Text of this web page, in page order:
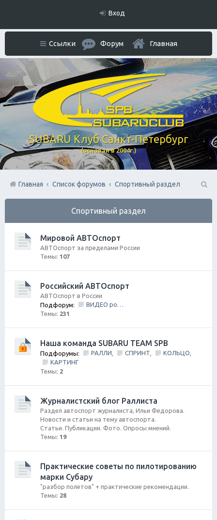
Вход
SUBARU Клуб Санкт-Петербург
(основан в 2004г.)
Ссылки Форум Главная
Главная Список форумов
Спортивный раздел
П
Спортивный раздел
Мировой АВТОспорт
АВТОспорт за пределами России
Темы: 107
Российский АВТОспорт
АВТОспорт в России
Подфорум:
ВИДЕО ролики и фильмы
Темы: 231
Наша команда SUBARU TEAM SPB
Подфорумы: РАЛЛИ, СПРИНТ, КОЛЬЦО,
КАРТИНГ
Темы: 2
Журналистский блог Раллиста
Раздел автоспорт журналиста, Ильи Федорова.
Новости и статьи на тему автоспорта.
Статьи. Публикации. Фото. Опросы мнений.
Темы: 19
Практические советы по пилотированию
марки Субару
"разбор полетов" + практические рекомендации.
Темы: 28